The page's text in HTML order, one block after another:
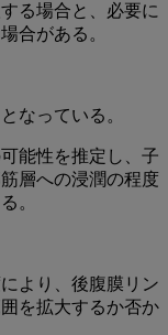
る場合と、必要に
合がある。
なっている。
能性を推定し、子
層への浸潤の程度
。
より、後腹膜リン
を拡大するか否か